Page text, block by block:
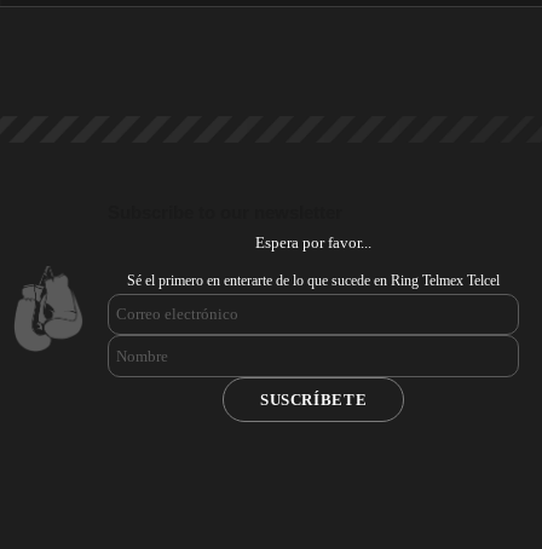
Espera por favor...
Sé el primero en enterarte de lo que sucede en Ring Telmex Telcel